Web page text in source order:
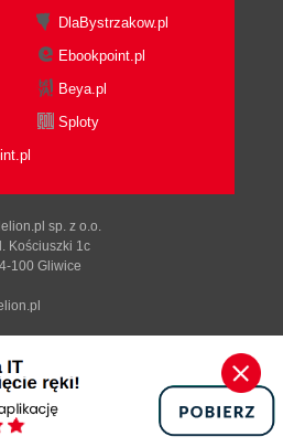
DlaBystrzakow.pl
Ebookpoint.pl
Beya.pl
Sploty
sp. z o.o.
Kościuszki 1c
100 Gliwice
wersja strony »